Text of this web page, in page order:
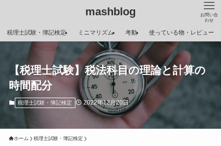
mashblog お問い合
わせ
税理士試験・簿記検定 ミニマリズム 考動 使っている物・レビュー
【税理士試験】税法科目の理論と計算の
時間配分
税理士試験・簿記検定 2022年12月20日
ホーム 税理士試験・簿記検定